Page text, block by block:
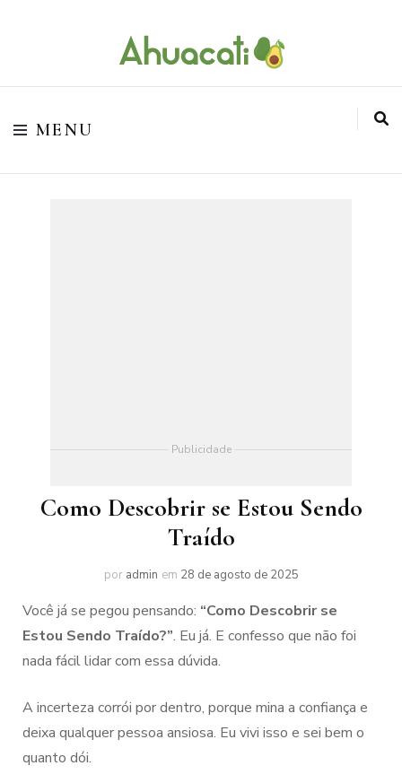
Ahuacati
O melhor da Internet em um só lugar
MENU
Publicidade
Como Descobrir se Estou Sendo
Traído
por admin em 28 de agosto de 2025
Você já se pegou pensando: “Como Descobrir se
Estou Sendo Traído?”. Eu já. E confesso que não foi
nada fácil lidar com essa dúvida.
A incerteza corrói por dentro, porque mina a confiança e
deixa qualquer pessoa ansiosa. Eu vivi isso e sei bem o
quanto dói.